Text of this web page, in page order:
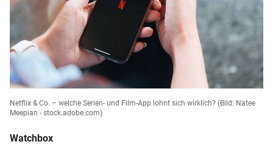
Netflix & Co. – welche Serien- und Film-App lohnt sich wirklich? (Bild: Natee
Meepian - stock.adobe.com)
Watchbox